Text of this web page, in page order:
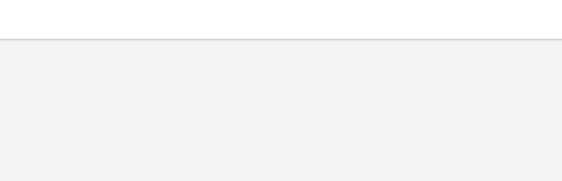
Ingår ett paket med mjuk, lufttorkande lera, linjal och dubbelsidig tejp